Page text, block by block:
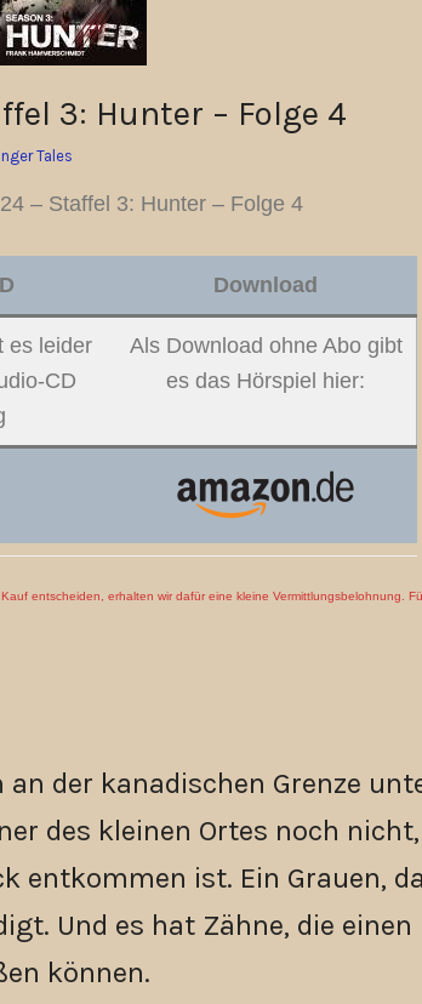
3: Hunter – Folge 4
Tales
– Staffel 3: Hunter – Folge 4
Download
es leider
CD
Als Download ohne Abo gibt
es das Hörspiel hier:
entscheiden, erhalten wir dafür eine kleine Vermittlungsbelohnung.
der kanadischen Grenze
des kleinen Ortes noch nicht,
entkommen ist. Ein Grauen,
Und es hat Zähne, die einen
können.